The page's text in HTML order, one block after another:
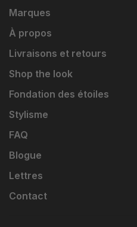
Marques
À propos
Livraisons et retours
Shop the look
Fondation des étoiles
Stylisme
FAQ
Blogue
Lettres
Contact